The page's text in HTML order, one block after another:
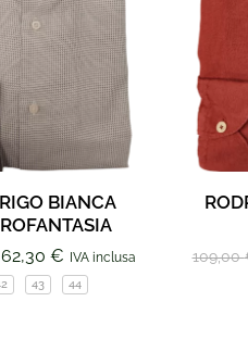
BIANCA
62,30 € IVA inclusa
43 44
109,00